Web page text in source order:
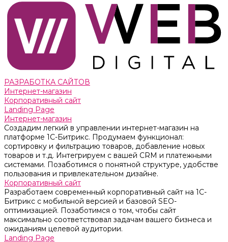
РАЗРАБОТКА САЙТОВ
Интернет-магазин
Корпоративный сайт
Landing Page
Интернет-магазин
Создадим легкий в управлении интернет-магазин на
платформе 1С-Битрикс. Продумаем функционал:
сортировку и фильтрацию товаров, добавление новых
товаров и т.д. Интегрируем с вашей CRM и платежными
системами. Позаботимся о понятной структуре, удобстве
пользования и привлекательном дизайне.
Корпоративный сайт
Разработаем современный корпоративный сайт на 1С-
Битрикс с мобильной версией и базовой SEO-
оптимизацией. Позаботимся о том, чтобы сайт
максимально соответствовал задачам вашего бизнеса и
ожиданиям целевой аудитории.
Landing Page